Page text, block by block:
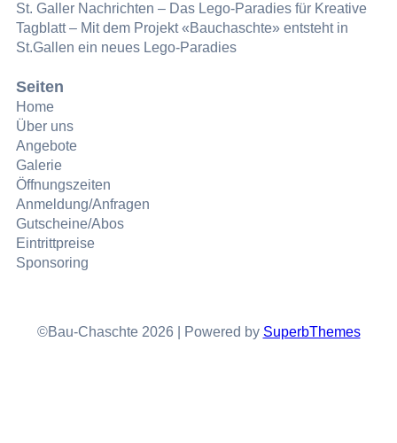
St. Galler Nachrichten – Das Lego-Paradies für Kreative
Tagblatt – Mit dem Projekt «Bauchaschte» entsteht in
St.Gallen ein neues Lego-Paradies
Seiten
Home
Über uns
Angebote
Galerie
Öffnungszeiten
Anmeldung/Anfragen
Gutscheine/Abos
Eintrittpreise
Sponsoring
©Bau-Chaschte 2026 | Powered by SuperbThemes